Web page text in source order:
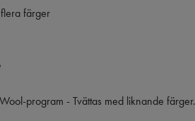
färger
program - Tvättas med liknande färger.